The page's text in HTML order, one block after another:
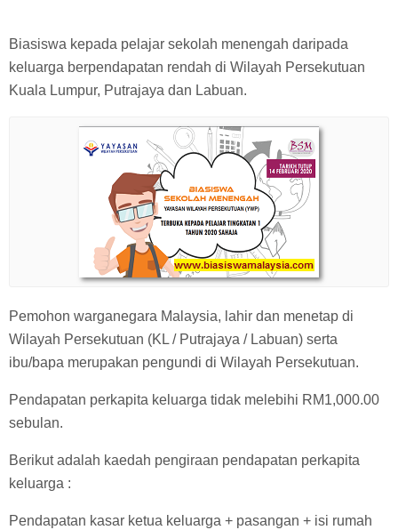
Biasiswa kepada pelajar sekolah menengah daripada
keluarga berpendapatan rendah di Wilayah Persekutuan
Kuala Lumpur, Putrajaya dan Labuan.
Pemohon warganegara Malaysia, lahir dan menetap di
Wilayah Persekutuan (KL / Putrajaya / Labuan) serta
ibu/bapa merupakan pengundi di Wilayah Persekutuan.
Pendapatan perkapita keluarga tidak melebihi RM1,000.00
sebulan.
Berikut adalah kaedah pengiraan pendapatan perkapita
keluarga :
Pendapatan kasar ketua keluarga + pasangan + isi rumah